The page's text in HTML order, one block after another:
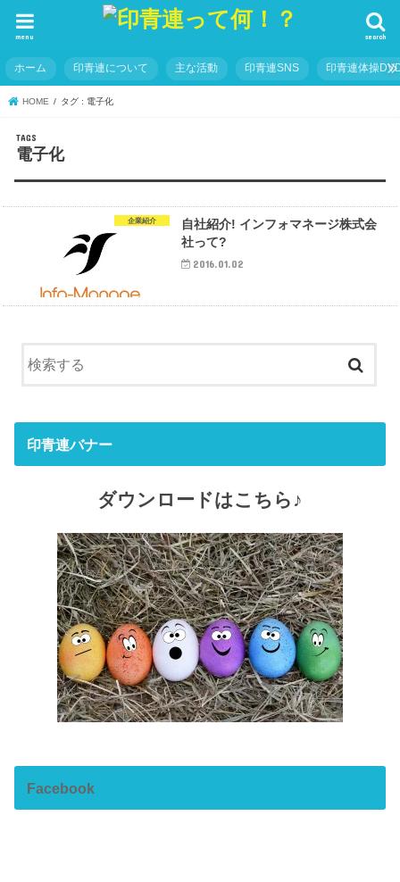
search
menu
ホーム 印青連について 主な活動 印青連SNS 印青連体操
HOME タグ : 電子化
電子化
企業紹介
自社紹介! インフォマネージ株式会
社って?
2016.01.02
印青連バナー
ダウンロードはこちら♪
Facebook